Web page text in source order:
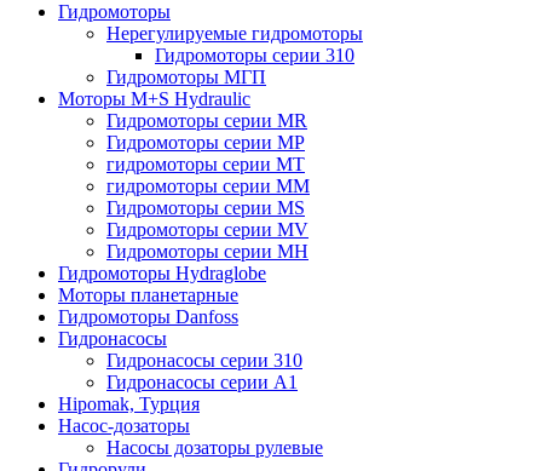
Гидромоторы
Нерегулируемые гидромоторы
Гидромоторы серии 310
Гидромоторы МГП
Моторы M+S Hydraulic
Гидромоторы серии MR
Гидромоторы серии MP
гидромоторы серии MT
гидромоторы серии MM
Гидромоторы серии MS
Гидромоторы серии MV
Гидромоторы серии MH
Гидромоторы Hydraglobe
Моторы планетарные
Гидромоторы Danfoss
Гидронасосы
Гидронасосы серии 310
Гидронасосы серии А1
Hipomak, Турция
Насос-дозаторы
Насосы дозаторы рулевые